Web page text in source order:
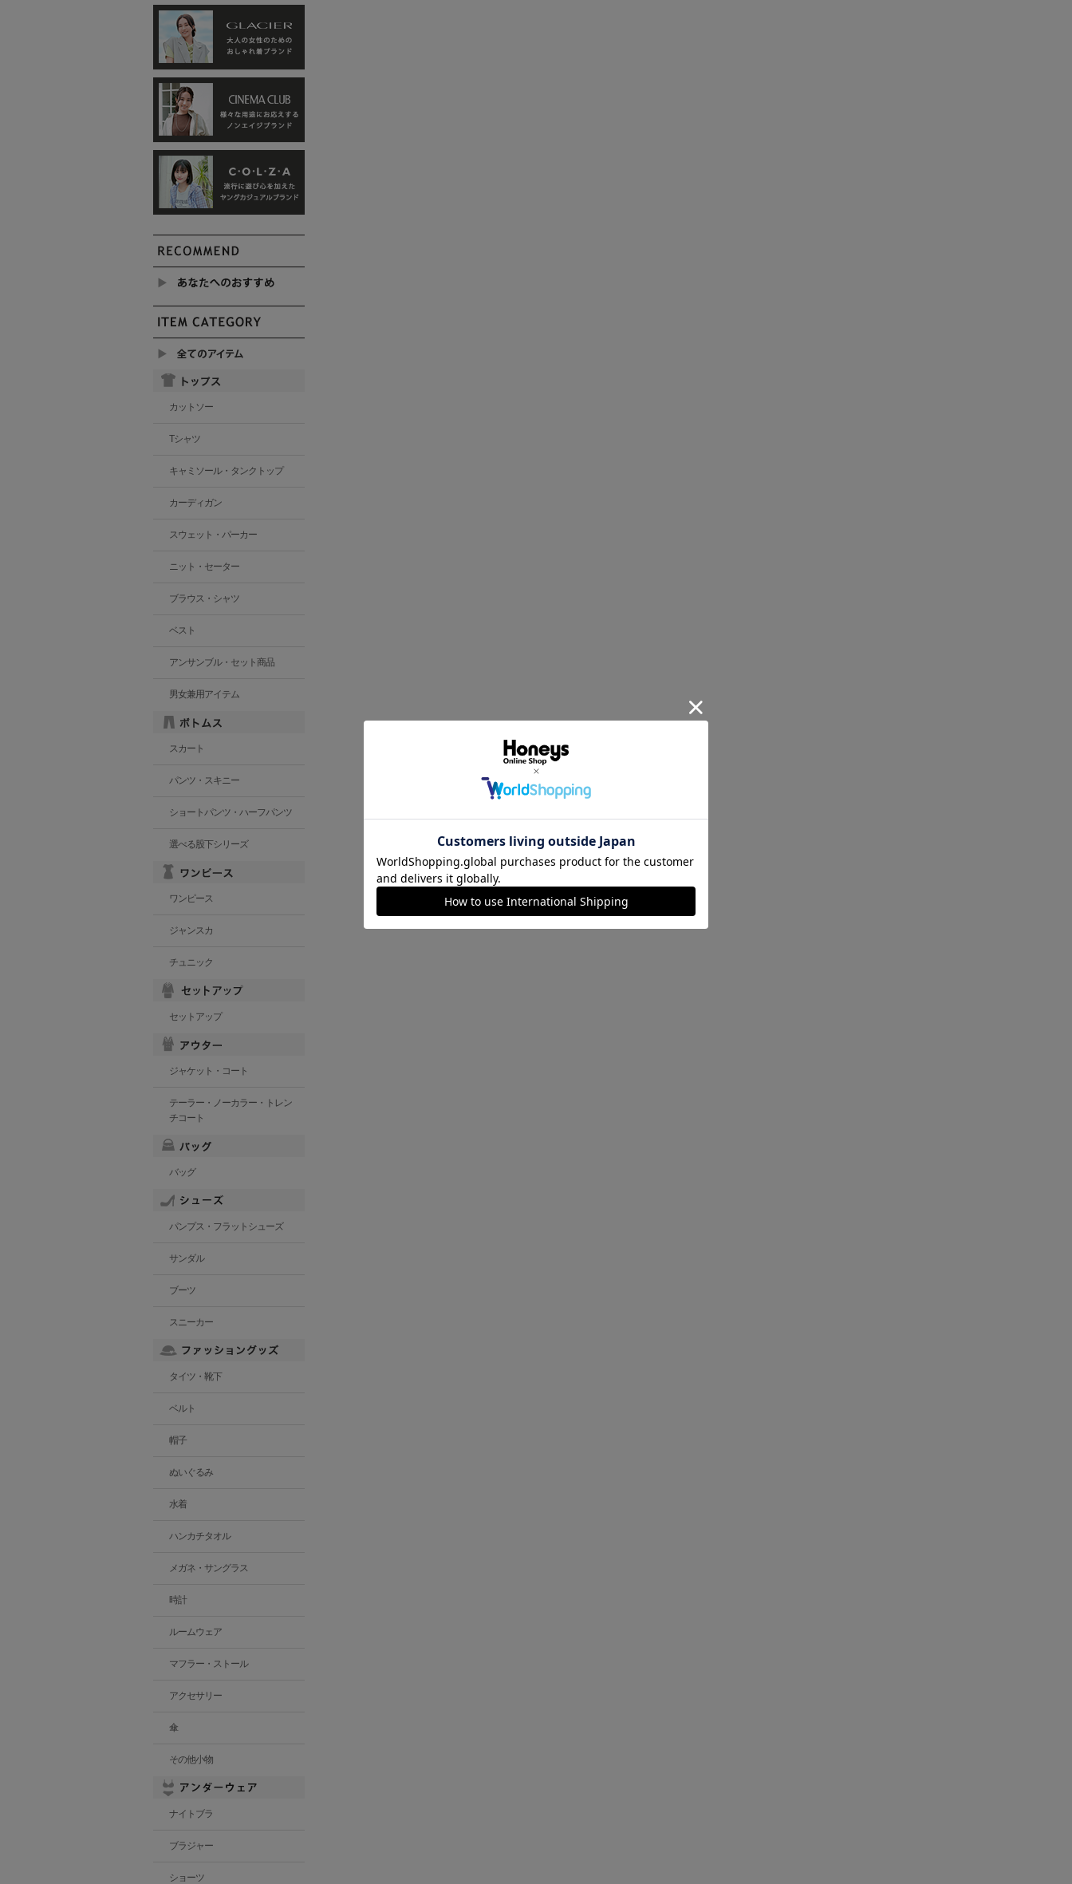
カットソー
Tシャツ
キャミソール・タンクトップ
カーディガン
スウェット・パーカー
ニット・セーター
ブラウス・シャツ
ベスト
アンサンブル・セット商品
男女兼用アイテム
スカート
パンツ・スキニー
ショートパンツ・ハーフパンツ
選べる股下シリーズ
ワンピース
ジャンスカ
チュニック
セットアップ
ジャケット・コート
テーラー・ノーカラー・トレン
チコート
バッグ
パンプス・フラットシューズ
サンダル
ブーツ
スニーカー
タイツ・靴下
ベルト
帽子
ぬいぐるみ
水着
ハンカチタオル
メガネ・サングラス
時計
ルームウェア
マフラー・ストール
アクセサリー
傘
その他小物
ナイトブラ
ブラジャー
ショーツ